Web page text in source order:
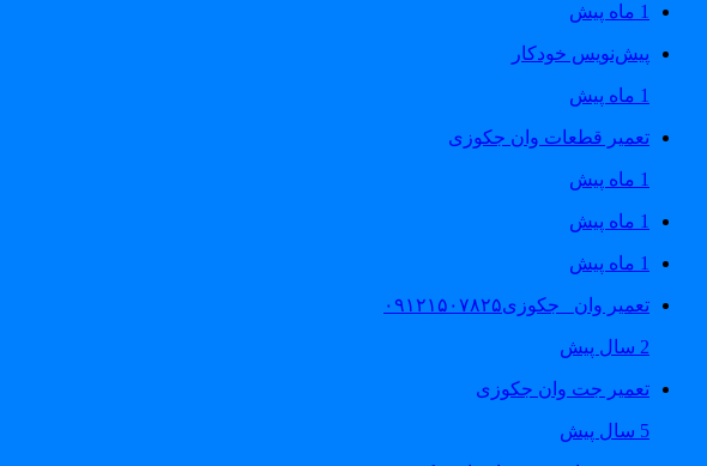
1 ماه پیش
پیش‌نویس خودکار
1 ماه پیش
تعمیر قطعات وان جکوزی
1 ماه پیش
1 ماه پیش
1 ماه پیش
تعمیر وان _جکوزی۰۹۱۲۱۵۰۷۸۲۵
2 سال پیش
تعمیر جت وان جکوزی
5 سال پیش